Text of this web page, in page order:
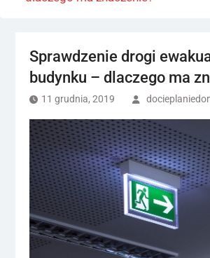
Sprawdzenie drogi
budynku – dlaczego ma
11 grudnia, 2019